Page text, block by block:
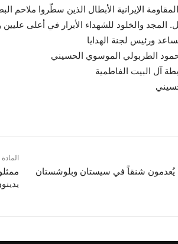
الإيرانية الأبطال الذين سطّروا ملاحم
المجد والخلود للشهداء الأبرار في أعلى عليين
ورئيس لجنة الهدايا
الطربولي الموسوي الحسيني
آل البيت الفاطمية
يُعدمون شنقاً في سيستان وبلوشستان